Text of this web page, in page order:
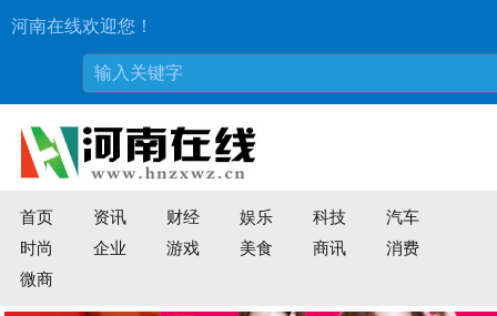
河南在线欢迎您！
首页 资讯 财经 娱乐 科技
汽车
时尚
企业 游戏 美食 商讯
消费
微商